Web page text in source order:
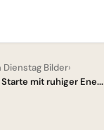
Dienstag Bilder›
mit ruhiger Ene...